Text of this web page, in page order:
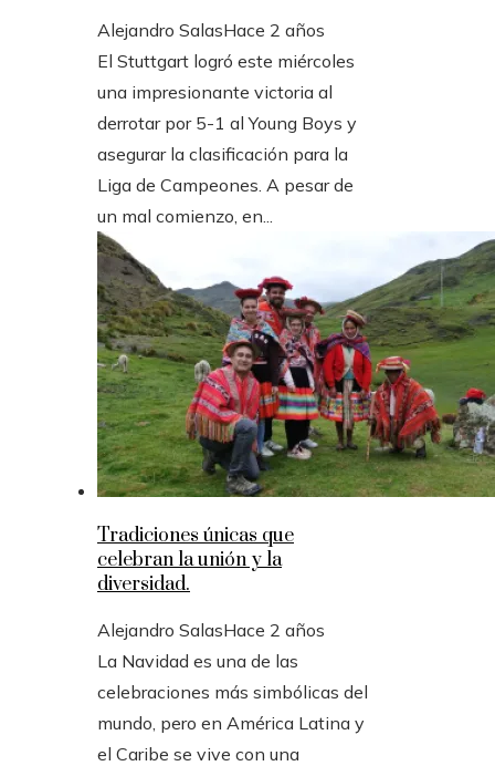
Alejandro SalasHace 2 años
El Stuttgart logró este miércoles
una impresionante victoria al
derrotar por 5-1 al Young Boys y
asegurar la clasificación para la
Liga de Campeones. A pesar de
un mal comienzo, en...
Tradiciones únicas que
celebran la unión y la
diversidad.
Alejandro SalasHace 2 años
La Navidad es una de las
celebraciones más simbólicas del
mundo, pero en América Latina y
el Caribe se vive con una